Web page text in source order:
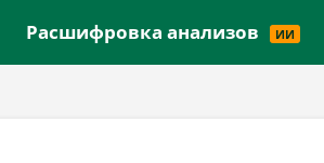
Расшифровка анализов ИИ